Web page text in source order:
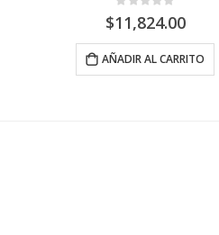
$11,824.00
AÑADIR AL CARRITO